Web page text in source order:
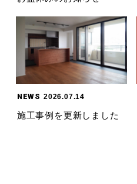
NEWS 2026.07.14
施工事例を更新しました